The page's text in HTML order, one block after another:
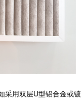
采用双层U型铝合金或镀